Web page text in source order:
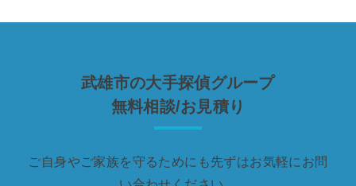
武雄市の大手探偵グループ
無料相談/お見積り
ご自身やご家族を守るためにも先ずはお気軽にお問